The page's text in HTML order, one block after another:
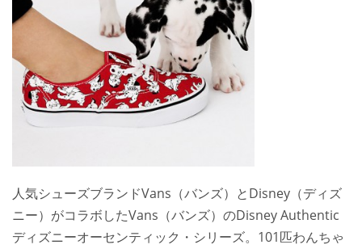
人気シューズブランドVans（バンズ）とDisney（ディズ
ニー）がコラボしたVans（バンズ）のDisney Authentic
ディズニーオーセンティック・シリーズ。101匹わんちゃ